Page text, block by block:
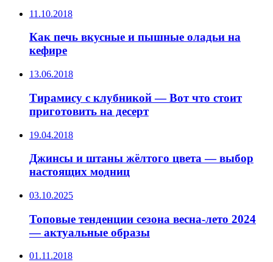
11.10.2018
Как печь вкусные и пышные оладьи на
кефире
13.06.2018
Тирамису с клубникой — Вот что стоит
приготовить на десерт
19.04.2018
Джинсы и штаны жёлтого цвета — выбор
настоящих модниц
03.10.2025
Топовые тенденции сезона весна-лето 2024
— актуальные образы
01.11.2018